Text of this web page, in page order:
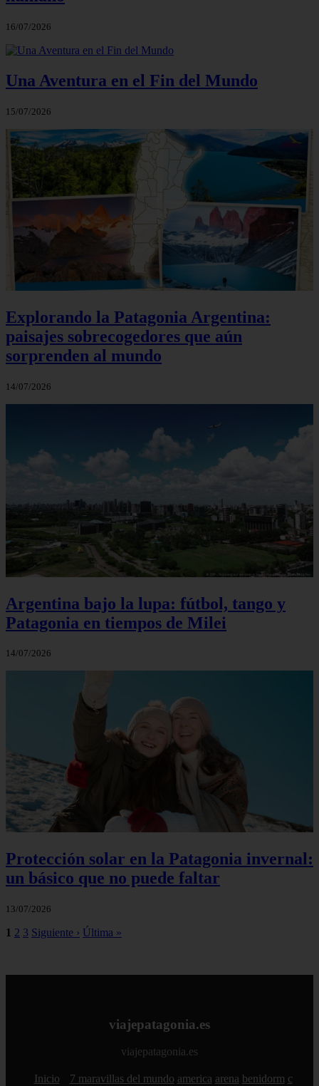
16/07/2026
Una Aventura en el Fin del Mundo
15/07/2026
Explorando la Patagonia Argentina:
paisajes sobrecogedores que aún
sorprenden al mundo
14/07/2026
Argentina bajo la lupa: fútbol, tango y
Patagonia en tiempos de Milei
14/07/2026
Protección solar en la Patagonia invernal:
un básico que no puede faltar
13/07/2026
1 2 3 Siguiente › Última »
viajepatagonia.es
viajepatagonia.es
Inicio 7 maravillas del mundo america arena benidorm c